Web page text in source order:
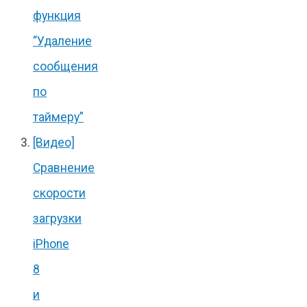
функция
“Удаление
сообщения
по
таймеру”
[Видео]
Сравнение
скорости
загрузки
iPhone
8
и